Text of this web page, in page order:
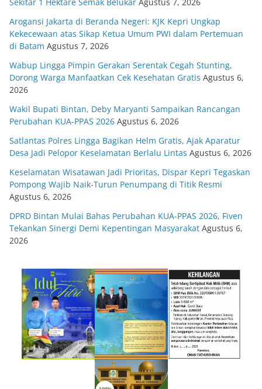
Arogansi Jakarta di Beranda Negeri: KJK Kepri Ungkap
Kekecewaan atas Sikap Ketua Umum PWI dalam Pertemuan
di Batam Agustus 7, 2026
Wabup Lingga Pimpin Gerakan Serentak Cegah Stunting,
Dorong Warga Manfaatkan Cek Kesehatan Gratis Agustus 6,
2026
Wakil Bupati Bintan, Deby Maryanti Sampaikan Rancangan
Perubahan KUA-PPAS 2026 Agustus 6, 2026
Satlantas Polres Lingga Bagikan Helm Gratis, Ajak Aparatur
Desa Jadi Pelopor Keselamatan Berlalu Lintas Agustus 6, 2026
Keselamatan Wisatawan Jadi Prioritas, Dispar Kepri Tegaskan
Pompong Wajib Naik-Turun Penumpang di Titik Resmi
Agustus 6, 2026
DPRD Bintan Mulai Bahas Perubahan KUA-PPAS 2026, Fiven
Tekankan Sinergi Demi Kepentingan Masyarakat Agustus 6,
2026